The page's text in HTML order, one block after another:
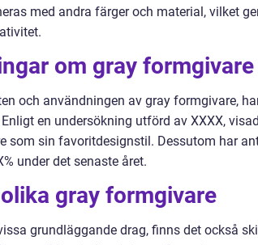
med andra färger och material, vilket
om gray formgivare
och användningen av gray formgivare,
en undersökning utförd av XXXX,
som sin favoritdesignstil. Dessutom har
under det senaste året.
gray formgivare
grundläggande drag, finns det också